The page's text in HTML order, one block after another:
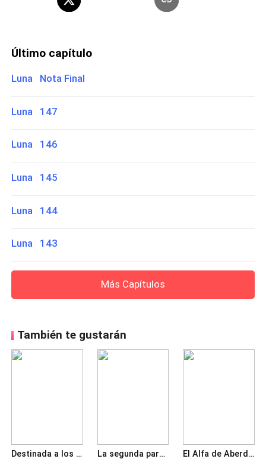
Último capítulo
Luna Nota Final
Luna 147
Luna 146
Luna 145
Luna 144
Luna 143
Más Capítulos
También te gustarán
Destinada a los gemelos alfas La segunda pareja del Rey Lobo El Alfa de Aberdeen